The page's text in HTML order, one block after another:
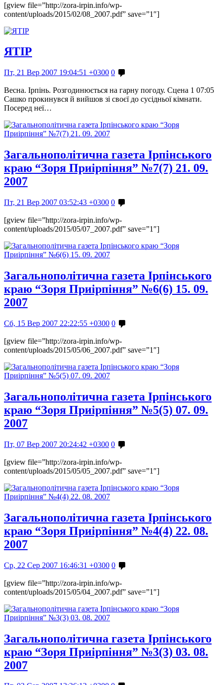
[gview file=”http://zora-irpin.info/wp-
content/uploads/2015/02/08_2007.pdf” save=”1″]
ЯТІР
Пт, 21 Вер 2007 19:04:51 +0300 0
Весна. Ірпінь. Розгодинюється на гарну погоду. Сцена 1 07:05
Сашко прокинувся й вийшов зі своєї до сусідньої кімнати.
Посеред неї…
Загальнополітична газета Ірпінського
краю “Зоря Приірпіння” №7(7) 21. 09.
2007
Пт, 21 Вер 2007 03:52:43 +0300 0
[gview file=”http://zora-irpin.info/wp-
content/uploads/2015/05/07_2007.pdf” save=”1″]
Загальнополітична газета Ірпінського
краю “Зоря Приірпіння” №6(6) 15. 09.
2007
Сб, 15 Вер 2007 22:22:55 +0300 0
[gview file=”http://zora-irpin.info/wp-
content/uploads/2015/05/06_2007.pdf” save=”1″]
Загальнополітична газета Ірпінського
краю “Зоря Приірпіння” №5(5) 07. 09.
2007
Пт, 07 Вер 2007 20:24:42 +0300 0
[gview file=”http://zora-irpin.info/wp-
content/uploads/2015/05/05_2007.pdf” save=”1″]
Загальнополітична газета Ірпінського
краю “Зоря Приірпіння” №4(4) 22. 08.
2007
Ср, 22 Сер 2007 16:46:31 +0300 0
[gview file=”http://zora-irpin.info/wp-
content/uploads/2015/05/04_2007.pdf” save=”1″]
Загальнополітична газета Ірпінського
краю “Зоря Приірпіння” №3(3) 03. 08.
2007